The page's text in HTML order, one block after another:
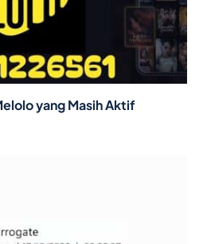
yang Masih Aktif